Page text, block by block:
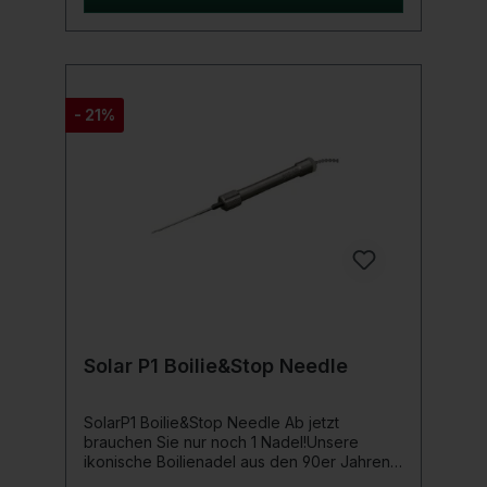
selbstleuchtenden Nadeln kannst Du Boilies
mühelos auf Dein Haar-Rig aufziehen.
- 21%
Solar P1 Boilie&Stop Needle
SolarP1 Boilie&Stop Needle Ab jetzt
brauchen Sie nur noch 1 Nadel!Unsere
ikonische Boilienadel aus den 90er Jahren